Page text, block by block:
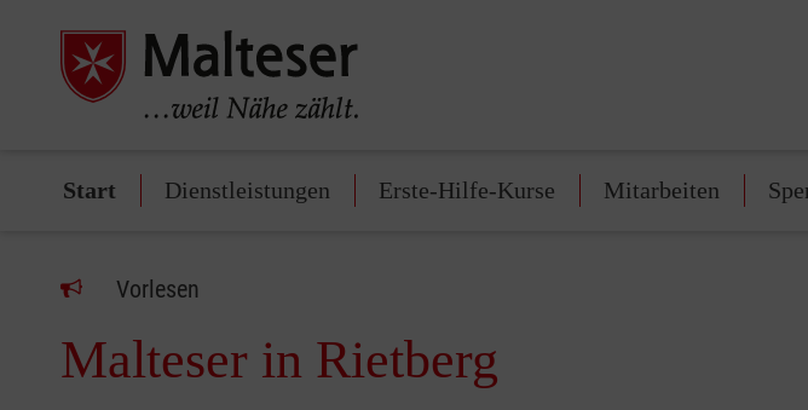
Start Dienstleistungen Erste-Hilfe-Kurse Mitarbeiten
Vorlesen
Malteser in Rietberg